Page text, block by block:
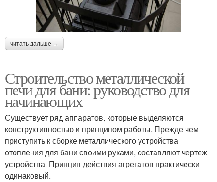
читать дальше →
Строительство металлической
печи для бани: руководство для
начинающих
Существует ряд аппаратов, которые выделяются
конструктивностью и принципом работы. Прежде чем
приступить к сборке металлического устройства
отопления для бани своими руками, составляют чертеж
устройства. Принцип действия агрегатов практически
одинаковый.